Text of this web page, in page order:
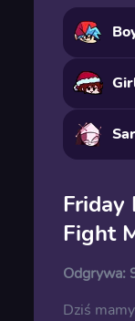
Friday
Fight
Odgrywa:
Dziś